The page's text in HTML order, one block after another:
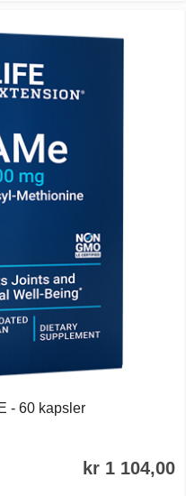
- 60 kapsler
kr 1 104,00